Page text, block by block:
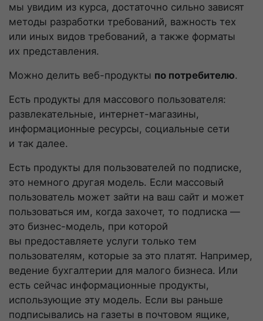
мы увидим из курса, достаточно сильно зависят
методы разработки требований, важность тех
или иных видов требований, а также форматы
их представления.
Можно делить веб-продукты по потребителю.
Есть продукты для массового пользователя:
развлекательные, интернет-магазины,
информационные ресурсы, социальные сети
и так далее.
Есть продукты для пользователей по подписке,
это немного другая модель. Если массовый
пользователь может зайти на ваш сайт и может
пользоваться им, когда захочет, то подписка —
это бизнес-модель, при которой
вы предоставляете услуги только тем
пользователям, которые за это платят. Например,
ведение бухгалтерии для малого бизнеса. Или
есть сейчас информационные продукты,
использующие эту модель. Если вы раньше
подписывались на газеты в почтовом ящике,